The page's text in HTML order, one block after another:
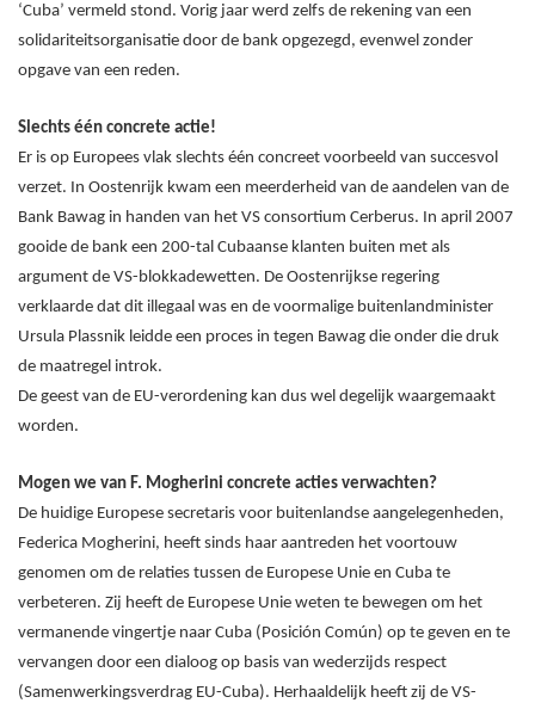
‘Cuba’ vermeld stond. Vorig jaar werd zelfs de rekening van een
solidariteitsorganisatie door de bank opgezegd, evenwel zonder
opgave van een reden.
Slechts één concrete actie!
Er is op Europees vlak slechts één concreet voorbeeld van succesvol
verzet. In Oostenrijk kwam een meerderheid van de aandelen van de
Bank Bawag in handen van het VS consortium Cerberus. In april 2007
gooide de bank een 200-tal Cubaanse klanten buiten met als
argument de VS-blokkadewetten. De Oostenrijkse regering
verklaarde dat dit illegaal was en de voormalige buitenlandminister
Ursula Plassnik leidde een proces in tegen Bawag die onder die druk
de maatregel introk.
De geest van de EU-verordening kan dus wel degelijk waargemaakt
worden.
Mogen we van F. Mogherini concrete acties verwachten?
De huidige Europese secretaris voor buitenlandse aangelegenheden,
Federica Mogherini, heeft sinds haar aantreden het voortouw
genomen om de relaties tussen de Europese Unie en Cuba te
verbeteren. Zij heeft de Europese Unie weten te bewegen om het
vermanende vingertje naar Cuba (Posición Común) op te geven en te
vervangen door een dialoog op basis van wederzijds respect
(Samenwerkingsverdrag EU-Cuba). Herhaaldelijk heeft zij de VS-